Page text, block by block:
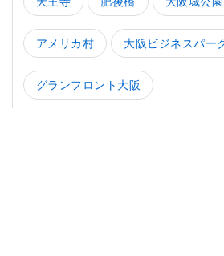
アメリカ村 大阪ビジネスパー
グランフロント大阪